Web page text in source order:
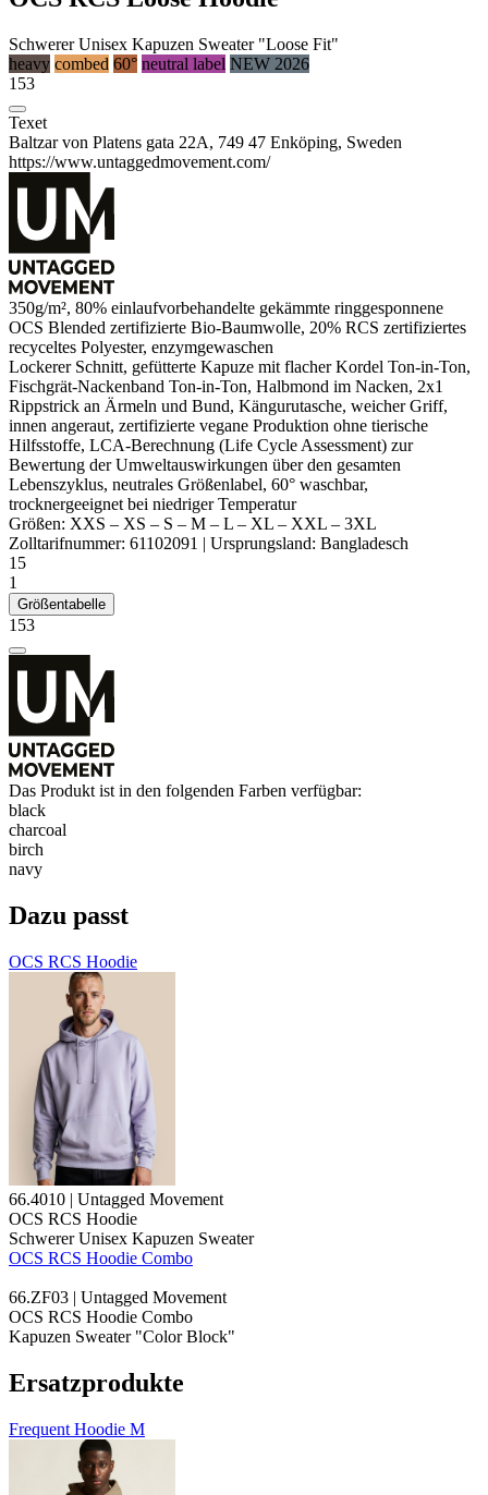
Schwerer Unisex Kapuzen Sweater "Loose Fit"
heavy combed 60° neutral label NEW 2026
153
Texet
Baltzar von Platens gata 22A, 749 47 Enköping, Sweden
https://www.untaggedmovement.com/
350g/m², 80% einlaufvorbehandelte gekämmte ringgesponnene
OCS Blended zertifizierte Bio-Baumwolle, 20% RCS zertifiziertes
recyceltes Polyester, enzymgewaschen
Lockerer Schnitt, gefütterte Kapuze mit flacher Kordel Ton-in-Ton,
Fischgrät-Nackenband Ton-in-Ton, Halbmond im Nacken, 2x1
Rippstrick an Ärmeln und Bund, Kängurutasche, weicher Griff,
innen angeraut, zertifizierte vegane Produktion ohne tierische
Hilfsstoffe, LCA-Berechnung (Life Cycle Assessment) zur
Bewertung der Umweltauswirkungen über den gesamten
Lebenszyklus, neutrales Größenlabel, 60° waschbar,
trocknergeeignet bei niedriger Temperatur
Größen: XXS – XS – S – M – L – XL – XXL – 3XL
Zolltarifnummer: 61102091 | Ursprungsland: Bangladesch
15
1
Größentabelle
153
Das Produkt ist in den folgenden Farben verfügbar:
black
charcoal
birch
navy
Dazu passt
OCS RCS Hoodie
66.4010 | Untagged Movement
OCS RCS Hoodie
Schwerer Unisex Kapuzen Sweater
OCS RCS Hoodie Combo
66.ZF03 | Untagged Movement
OCS RCS Hoodie Combo
Kapuzen Sweater "Color Block"
Ersatzprodukte
Frequent Hoodie M